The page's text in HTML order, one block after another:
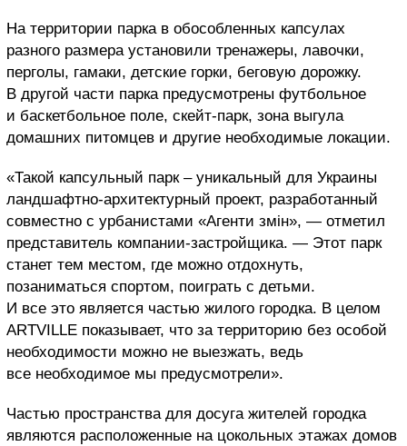
На территории парка в обособленных капсулах
разного размера установили тренажеры, лавочки,
перголы, гамаки, детские горки, беговую дорожку.
В другой части парка предусмотрены футбольное
и баскетбольное поле, скейт-парк, зона выгула
домашних питомцев и другие необходимые локации.
«Такой капсульный парк – уникальный для Украины
ландшафтно-архитектурный проект, разработанный
совместно с урбанистами «Агенти змін», — отметил
представитель компании-застройщика. — Этот парк
станет тем местом, где можно отдохнуть,
позаниматься спортом, поиграть с детьми.
И все это является частью жилого городка. В целом
ARTVILLE показывает, что за территорию без особой
необходимости можно не выезжать, ведь
все необходимое мы предусмотрели».
Частью пространства для досуга жителей городка
являются расположенные на цокольных этажах домов